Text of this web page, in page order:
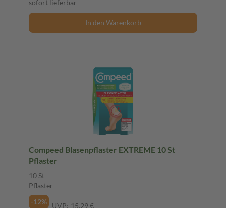
sofort lieferbar
In den Warenkorb
Compeed Blasenpflaster EXTREME 10 St
Pflaster
10 St
Pflaster
-12%
UVP: 15,29 €